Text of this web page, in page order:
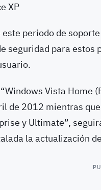
XP
este periodo de
seguridad para estos
Vista Home
de 2012 mientras
y Ultimate”,
la actualización